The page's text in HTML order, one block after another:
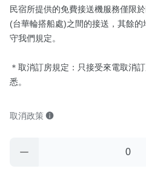
民宿所提供的免費接送機服務僅限
(台華輪搭船處)之間的接送，其餘
守我們規定。
＊取消訂房規定：只接受來電取消
悉。
取消政策